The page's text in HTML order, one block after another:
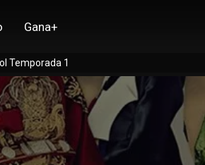
Gana+
Temporada 1